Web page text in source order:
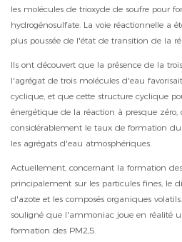
les molécules de trioxyde de soufre pour
hydrogénosulfate. La voie réactionnelle a
plus poussée de l'état de transition de la
Ils ont découvert que la présence de la
l'agrégat de trois molécules d'eau
cyclique, et que cette structure cyclique
énergétique de la réaction à presque
considérablement le taux de formation
les agrégats d'eau atmosphériques.
Actuellement, concernant la formation
principalement sur les particules fines, le
d'azote et les composés organiques
souligné que l'ammoniac joue en réalité
formation des PM2,5.